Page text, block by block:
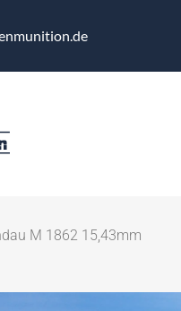
M 1862 15,43mm